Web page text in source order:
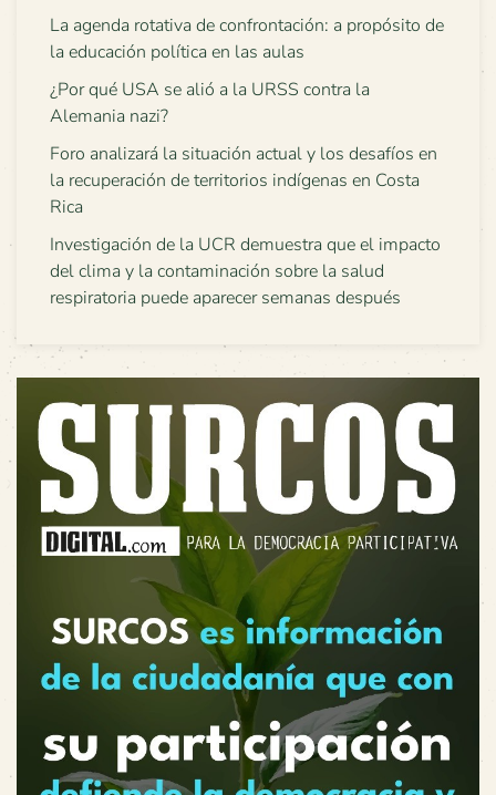
La agenda rotativa de confrontación: a propósito de
la educación política en las aulas
¿Por qué USA se alió a la URSS contra la
Alemania nazi?
Foro analizará la situación actual y los desafíos en
la recuperación de territorios indígenas en Costa
Rica
Investigación de la UCR demuestra que el impacto
del clima y la contaminación sobre la salud
respiratoria puede aparecer semanas después